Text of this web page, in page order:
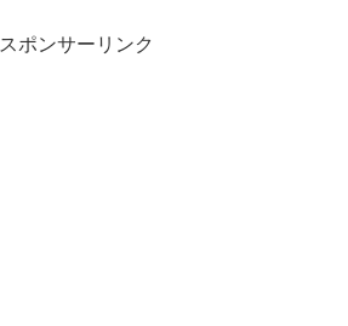
スポンサーリンク